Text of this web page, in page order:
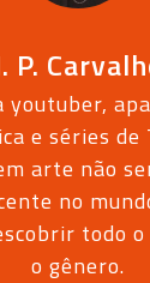
P.
youtuber,
e séries de
arte não
no
todo
o gênero.